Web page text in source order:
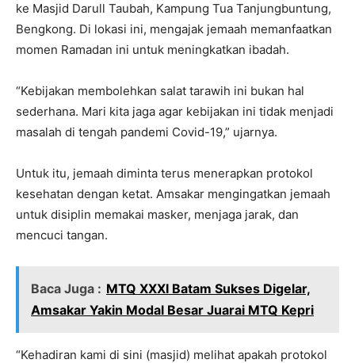
ke Masjid Darull Taubah, Kampung Tua Tanjungbuntung,
Bengkong. Di lokasi ini, mengajak jemaah memanfaatkan
momen Ramadan ini untuk meningkatkan ibadah.
“Kebijakan membolehkan salat tarawih ini bukan hal
sederhana. Mari kita jaga agar kebijakan ini tidak menjadi
masalah di tengah pandemi Covid-19,” ujarnya.
Untuk itu, jemaah diminta terus menerapkan protokol
kesehatan dengan ketat. Amsakar mengingatkan jemaah
untuk disiplin memakai masker, menjaga jarak, dan
mencuci tangan.
Baca Juga : MTQ XXXI Batam Sukses Digelar,
Amsakar Yakin Modal Besar Juarai MTQ Kepri
“Kehadiran kami di sini (masjid) melihat apakah protokol